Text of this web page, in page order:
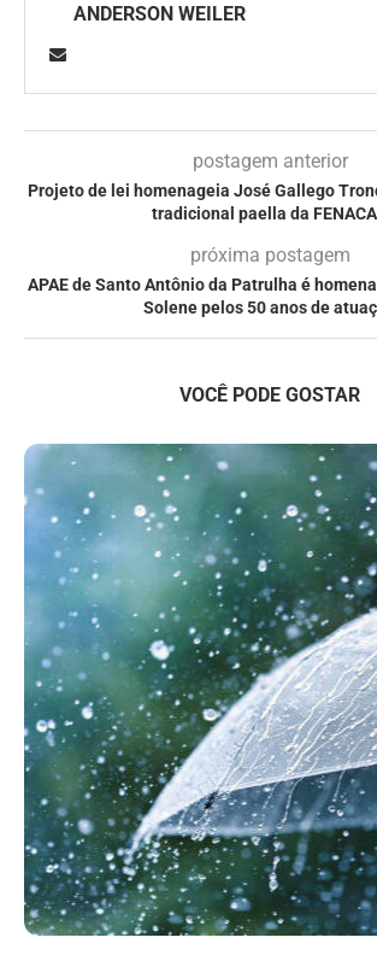
ANDERSON WEILER
postagem anterior
Projeto de lei homenageia José Gallego
tradicional paella da
próxima postagem
APAE de Santo Antônio da Patrulha é
Solene pelos 50 anos de
VOCÊ PODE GOSTAR